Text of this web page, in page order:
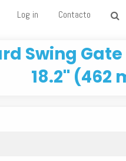
Log in Contacto
Swing
18.2'' (462